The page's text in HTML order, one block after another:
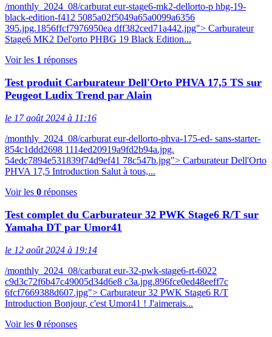
/monthly_2024_08/carburat eur-stage6-mk2-dellorto-p hbg-19-
black-edition-f412 5085a02f5049a65a0099a6356
395.jpg.1856ffcf7976950ea dff382ced71a442.jpg"> Carburateur
Stage6 MK2 Del'orto PHBG 19 Black Edition...
Voir les 1 réponses
Test produit Carburateur Dell'Orto PHVA 17,5 TS sur
Peugeot Ludix Trend par Alain
le 17 août 2024 à 11:16
/monthly_2024_08/carburat eur-dellorto-phva-175-ed- sans-starter-
854c1ddd2698 1114ed20919a9fd2b94a.jpg.
54edc7894e531839f74d9ef41 78c547b.jpg"> Carburateur Dell'Orto
PHVA 17,5 Introduction Salut à tous,...
Voir les 0 réponses
Test complet du Carburateur 32 PWK Stage6 R/T sur
Yamaha DT par Umor41
le 12 août 2024 à 19:14
/monthly_2024_08/carburat eur-32-pwk-stage6-rt-6022
c9d3c72f6b47c49005d34d6e8 c3a.jpg.896fce0ed48eeff7c
6fcf7669388d607.jpg"> Carburateur 32 PWK Stage6 R/T
Introduction Bonjour, c'est Umor41 ! J'aimerais...
Voir les 0 réponses